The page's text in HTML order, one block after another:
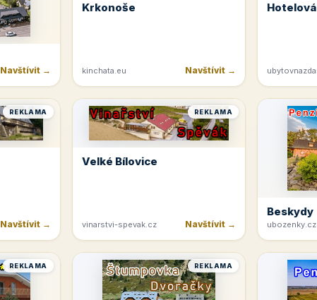
Navštívit →
Krkonoše
kinchata.eu Navštívit →
REKLAMA
Navštívit →
REKLAMA
Velké Bílovice
vinarstvi-spevak.cz Navštívit →
Beskydy
ubozenky.cz
REKLAMA REKLAMA